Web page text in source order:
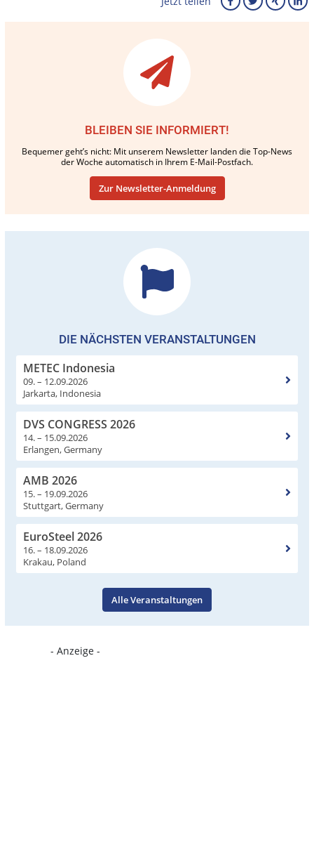
BLEIBEN SIE INFORMIERT!
Bequemer geht’s nicht: Mit unserem Newsletter landen die Top-News
der Woche automatisch in Ihrem E-Mail-Postfach.
Zur Newsletter-Anmeldung
DIE NÄCHSTEN VERANSTALTUNGEN
METEC Indonesia
09. – 12.09.2026
Jarkarta, Indonesia
DVS CONGRESS 2026
14. – 15.09.2026
Erlangen, Germany
AMB 2026
15. – 19.09.2026
Stuttgart, Germany
EuroSteel 2026
16. – 18.09.2026
Krakau, Poland
Alle Veranstaltungen
- Anzeige -